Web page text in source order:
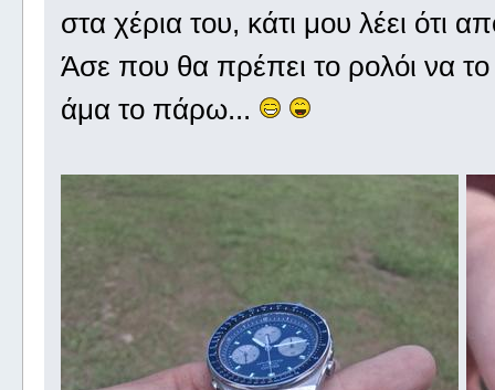
στα χέρια του, κάτι μου λέει ότι
Άσε που θα πρέπει το ρολόι να
άμα το πάρω...